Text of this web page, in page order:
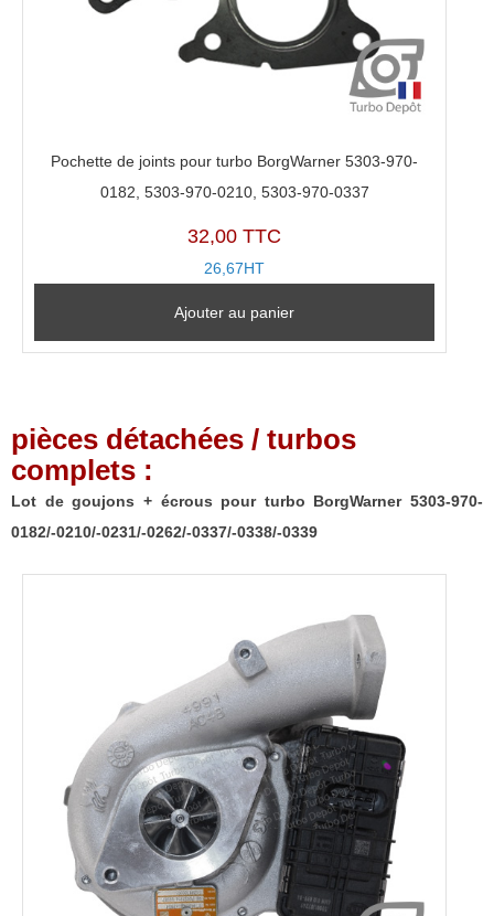
Pochette de joints pour turbo BorgWarner 5303-970-
0182, 5303-970-0210, 5303-970-0337
32,00 TTC
26,67HT
Ajouter au panier
pièces détachées / turbos
complets :
Lot de goujons + écrous pour turbo BorgWarner 5303-970-
0182/-0210/-0231/-0262/-0337/-0338/-0339